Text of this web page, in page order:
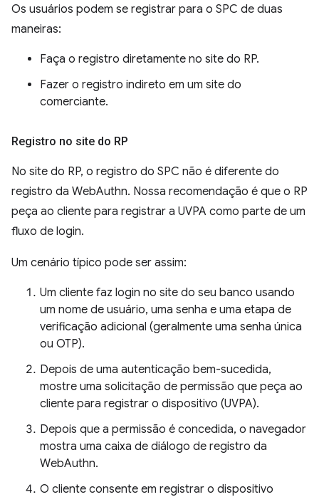
Os usuários podem se registrar para o SPC de duas
maneiras:
Faça o registro diretamente no site do RP.
Fazer o registro indireto em um site do
comerciante.
Registro no site do RP
No site do RP, o registro do SPC não é diferente do
registro da WebAuthn. Nossa recomendação é que o RP
peça ao cliente para registrar a UVPA como parte de um
fluxo de login.
Um cenário típico pode ser assim:
Um cliente faz login no site do seu banco usando
um nome de usuário, uma senha e uma etapa de
verificação adicional (geralmente uma senha única
ou OTP).
Depois de uma autenticação bem-sucedida,
mostre uma solicitação de permissão que peça ao
cliente para registrar o dispositivo (UVPA).
Depois que a permissão é concedida, o navegador
mostra uma caixa de diálogo de registro da
WebAuthn.
O cliente consente em registrar o dispositivo